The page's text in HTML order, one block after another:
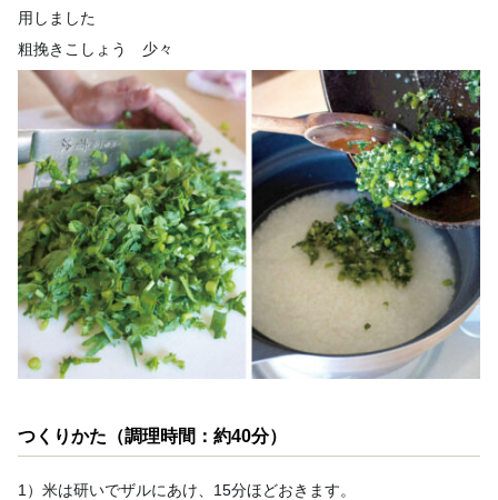
用しました
粗挽きこしょう 少々
つくりかた（調理時間：約40分）
1）米は研いでザルにあけ、15分ほどおきます。